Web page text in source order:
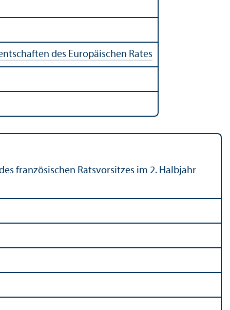
des Europäischen Rates
französischen Ratsvorsitzes im 2. Halbjahr